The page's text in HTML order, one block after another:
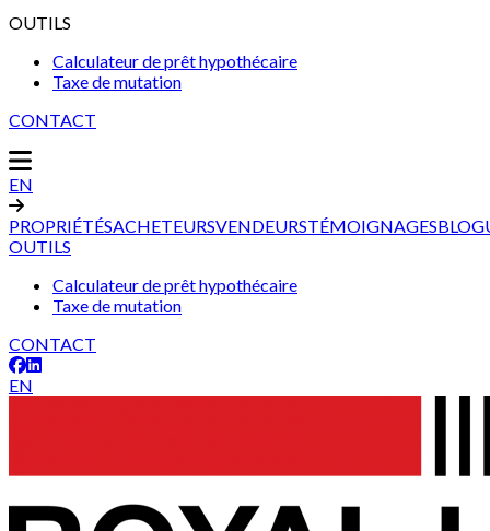
OUTILS
Calculateur de prêt hypothécaire
Taxe de mutation
CONTACT
EN
PROPRIÉTÉSACHETEURSVENDEURSTÉMOIGNAGES
OUTILS
Calculateur de prêt hypothécaire
Taxe de mutation
CONTACT
EN